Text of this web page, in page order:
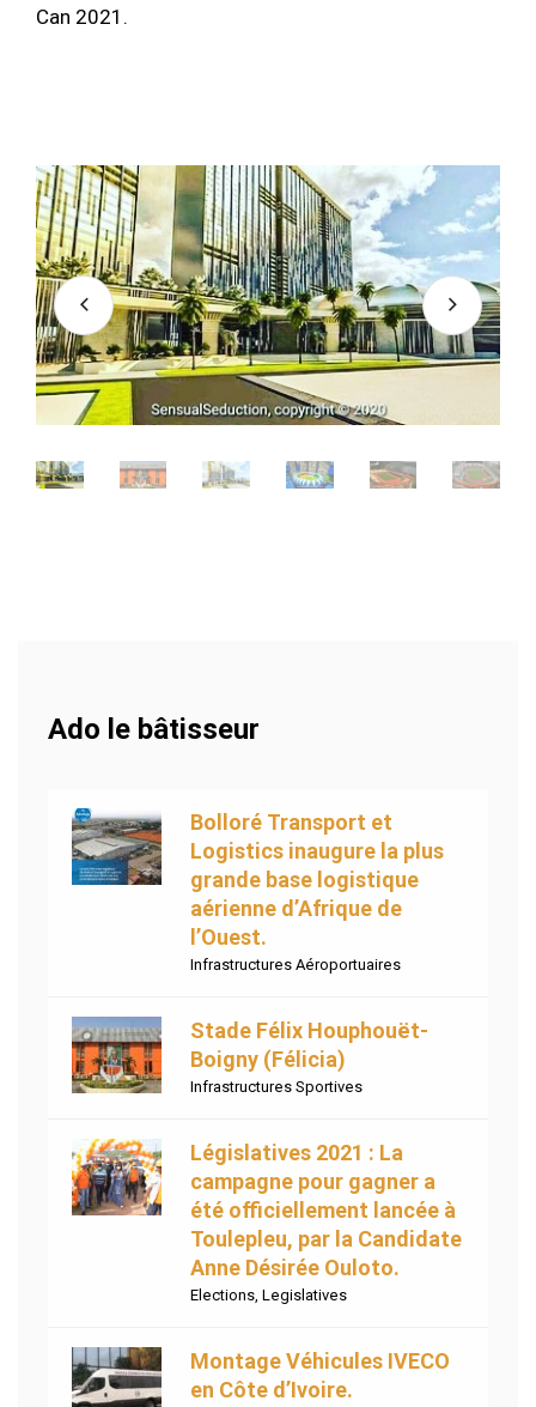
Ado le bâtisseur
Bolloré Transport et
Logistics inaugure la plus
grande base logistique
aérienne d’Afrique de
l’Ouest.
Infrastructures Aéroportuaires
Stade Félix Houphouët-
Boigny (Félicia)
Infrastructures Sportives
Législatives 2021 : La
campagne pour gagner a
été officiellement lancée à
Toulepleu, par la Candidate
Anne Désirée Ouloto.
Elections, Legislatives
Montage Véhicules IVECO
en Côte d’Ivoire.
Can 2021.